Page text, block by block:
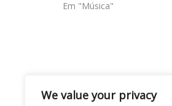
We value your privacy
Em "Música"
Navegação
Eliana Lopes:
de expansão nacional